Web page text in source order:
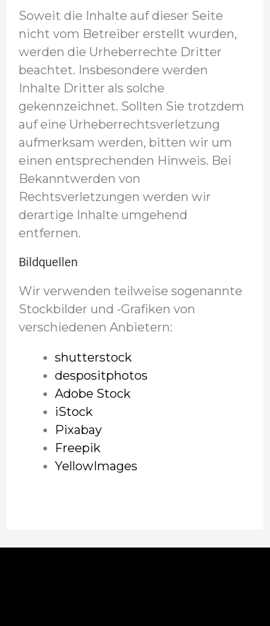
Soweit die Inhalte auf dieser Seite
nicht vom Betreiber erstellt wurden,
werden die Urheberrechte Dritter
beachtet. Insbesondere werden
Inhalte Dritter als solche
gekennzeichnet. Sollten Sie trotzdem
auf eine Urheberrechtsverletzung
aufmerksam werden, bitten wir um
einen entsprechenden Hinweis. Bei
Bekanntwerden von
Rechtsverletzungen werden wir
derartige Inhalte umgehend
entfernen.
Bildquellen
Wir verwenden teilweise sogenannte
Stockbilder und -Grafiken von
verschiedenen Anbietern:
shutterstock
despositphotos
Adobe Stock
iStock
Pixabay
Freepik
YellowImages